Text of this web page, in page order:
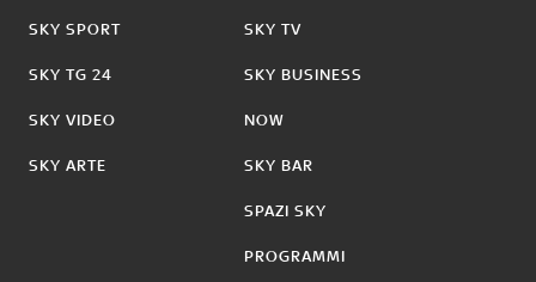
SKY SPORT
SKY TG 24
SKY VIDEO
SKY ARTE
SKY TV
SKY BUSINESS
NOW
SKY BAR
SPAZI SKY
PROGRAMMI